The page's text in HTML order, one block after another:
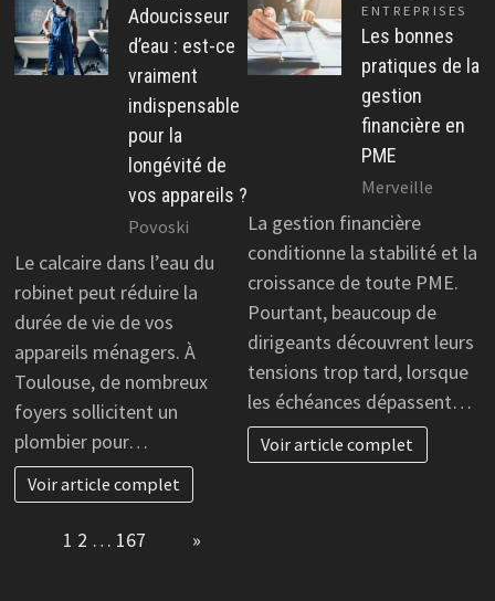
Adoucisseur
d’eau : est-ce
vraiment
indispensable
pour la
longévité de
vos appareils ?
Povoski
Le calcaire dans l’eau du
robinet peut réduire la
durée de vie de vos
appareils ménagers. À
Toulouse, de nombreux
foyers sollicitent un
plombier pour…
Voir article complet
ENTREPRISES
Les bonnes
pratiques de la
gestion
financière en
PME
Merveille
La gestion financière
conditionne la stabilité et la
croissance de toute PME.
Pourtant, beaucoup de
dirigeants découvrent leurs
tensions trop tard, lorsque
les échéances dépassent…
Voir article complet
1 2 … 167 »